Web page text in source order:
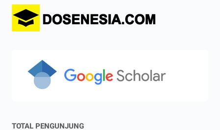
TOTAL PENGUNJUNG